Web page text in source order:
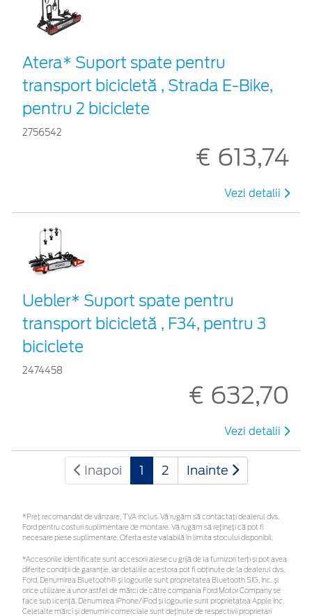
Atera* Suport spate pentru
transport bicicletă , Strada E-Bike,
pentru 2 biciclete
2756542
€ 613,74
Vezi detalii
Uebler* Suport spate pentru
transport bicicletă , F34, pentru 3
biciclete
2474458
€ 632,70
Vezi detalii
Inapoi 1 2 Inainte
*Preţ recomandat de vânzare, TVA inclus. Vă rugăm să contactaţi dealerul dvs.
Ford pentru costuri suplimentare de montare. Vă rugăm să rețineți că pot fi
necesare piese suplimentare. Oferta este valabilă în limita stocului disponibil.
*Accesoriile identificate sunt accesorii alese cu grijă de la furnizori terți și pot avea
diferite condiții de garanție, iar detaliile acestora pot fi obținute de la dealerul dvs.
Ford. Denumirea Bluetooth® și logourile sunt proprietatea Bluetooth SIG, Inc. și
orice utilizare a unor astfel de mărci de către compania Ford Motor Company se
face sub licență. Denumirea iPhone/iPod și logourile sunt proprietatea Apple Inc.
Celelalte mărci și denumiri comerciale sunt deținute de respectivii proprietari